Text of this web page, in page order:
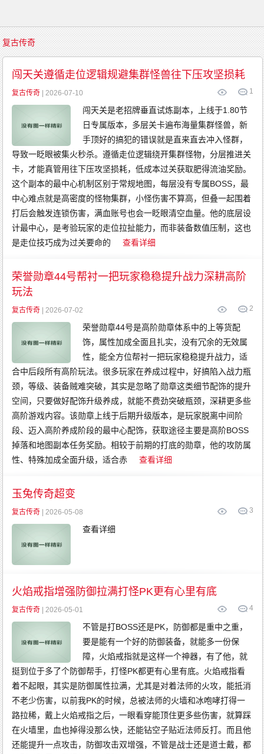
首
页
传
奇
游
戏
复
古
传
奇
新
开
传
奇
传
奇
发
布
精
品
传
奇
英
雄
传
奇
金
币
传
奇
中
变
传
奇
变
态
传
奇
网
通
传
奇
复古传奇
闯天关遵循走位逻辑规避集群怪兽往下压攻坚损耗
1
复古传奇 | 2026-07-10
闯天关是老招牌垂直试炼副本，上线于1.80节
日专属版本，多层关卡遍布海量集群怪兽，新
手顶好的搞犯的错误就是直来直去冲入怪群，
导致一眨眼被集火秒杀。遵循走位逻辑绕开集群怪物，分层推进关
卡，才能真管用往下压攻坚损耗，低成本过关获取肥得流油奖励。
这个副本的最中心机制区别于常规地图，每层没有专属BOSS，最
中心难点就是高密度的怪物集群，小怪伤害不算高，但叠一起围着
打后会触发连锁伤害，满血账号也会一眨眼清空血量。他的底层设
计最中心，是考验玩家的走位拉扯能力，而非装备数值压制，这也
是走位技巧成为过关要命的
查看详细
荣誉勋章44号帮衬一把玩家稳稳提升战力深耕高阶
玩法
2
复古传奇 | 2026-07-02
荣誉勋章44号是高阶勋章体系中的上等货配
饰，属性加成全面且扎实，没有冗余的无效属
性，能全方位帮衬一把玩家稳稳提升战力，适
合中后段所有高阶玩法。很多玩家在养成过程中，好搞陷入战力瓶
颈，等级、装备贼难突破，其实是忽略了勋章这类细节配饰的提升
空间，只要做好配饰升级养成，就能不费劲突破瓶颈，深耕更多些
高阶游戏内容。该勋章上线于后期升级版本，是玩家脱离中间阶
段、迈入高阶养成阶段的最中心配饰，获取途径主要是高阶BOSS
掉落和地图副本任务奖励。相较于前期的打底的勋章，他的攻防属
性、特殊加成全面升级，适合赤
查看详细
玉兔传奇超变
3
复古传奇 | 2026-05-08
查看详细
火焰戒指‌增强防御拉满打怪PK更有心里有底
4
复古传奇 | 2026-05-01
不管是打BOSS还是PK，防御都是重中之重，
要是能有一个好的防御装备，就能多一份保
障，火焰戒指就是这样一个神器，有了他，就
挺到位于多了个防御帮手，打怪PK都更有心里有底。火焰戒指看
着不起眼，其实是防御属性拉满，尤其是对着法师的火攻，能抵消
不老少伤害，以前我PK的时候，总被法师的火墙和冰咆哮打得一
路拉稀，戴上火焰戒指之后，一眼看穿能顶住更多些伤害，就算踩
在火墙里，血也掉得没那么快，还能钻空子贴近法师反打。而且他
还能提升一点攻击，防御攻击双‌增强，不管是战士还是道士戴，都